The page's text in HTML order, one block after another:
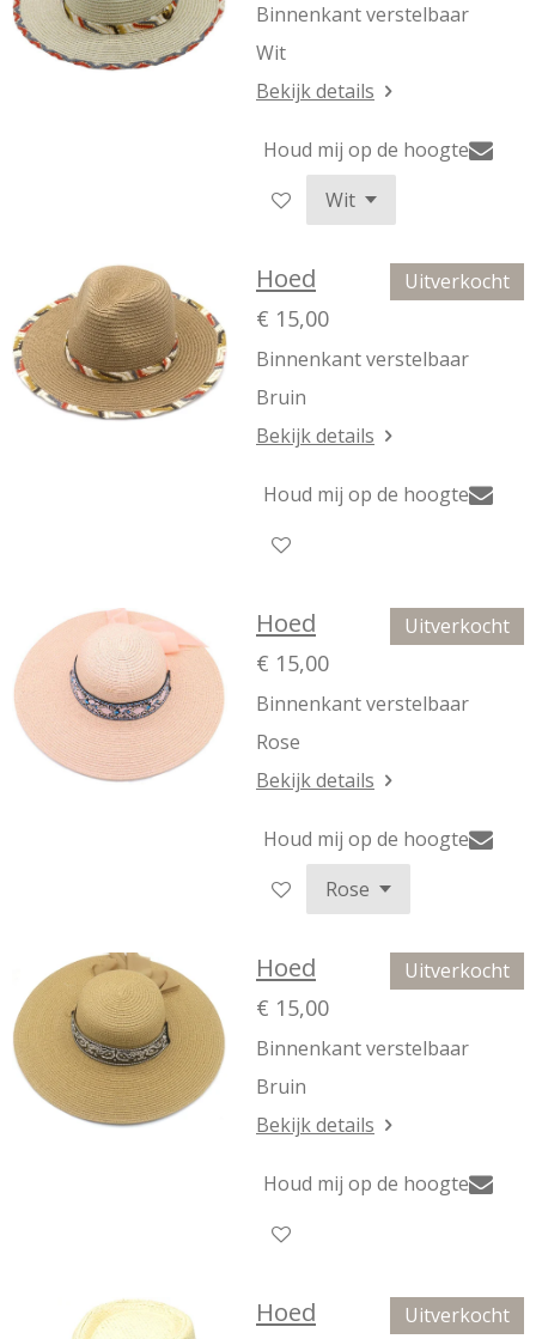
Binnenkant verstelbaar
Wit
Bekijk details
Houd mij op de hoogte
Uitverkocht
Hoed
€ 15,00
Binnenkant verstelbaar
Bruin
Bekijk details
Houd mij op de hoogte
Uitverkocht
Hoed
€ 15,00
Binnenkant verstelbaar
Rose
Bekijk details
Houd mij op de hoogte
Uitverkocht
Hoed
€ 15,00
Binnenkant verstelbaar
Bruin
Bekijk details
Houd mij op de hoogte
Uitverkocht
Hoed